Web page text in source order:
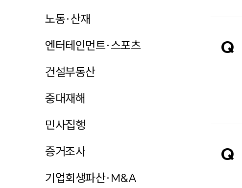
노동·산재
엔터테인먼트·스포츠
건설부동산
중대재해
민사집행
증거조사
기업회생파산·M&A
Q
Q